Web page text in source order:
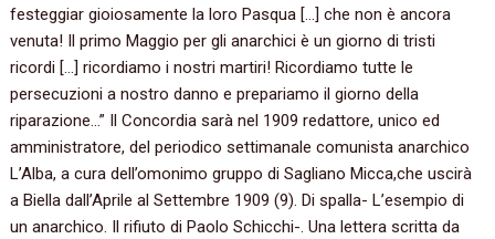
festeggiar gioiosamente la loro Pasqua […] che non è ancora
venuta! Il primo Maggio per gli anarchici è un giorno di tristi
ricordi […] ricordiamo i nostri martiri! Ricordiamo tutte le
persecuzioni a nostro danno e prepariamo il giorno della
riparazione…” Il Concordia sarà nel 1909 redattore, unico ed
amministratore, del periodico settimanale comunista anarchico
L’Alba, a cura dell’omonimo gruppo di Sagliano Micca,che uscirà
a Biella dall’Aprile al Settembre 1909 (9). Di spalla- L’esempio di
un anarchico. Il rifiuto di Paolo Schicchi-. Una lettera scritta da